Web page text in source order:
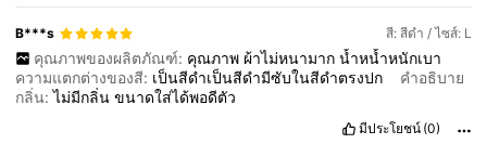
B***s สี: สีดำ / ไซส์: L
คุณภาพของผลิตภัณฑ์: คุณภาพ ผ้าไม่หนามาก น้ำหน้ำหนักเบา
ความแตกต่างของสี: เป็นสีดำเป็นสีดำมีซับในสีดำตรงปก
คำอธิบาย
กลิ่น:ไม่มีกลิ่นขนาดใส่ได้พอดีตัว
มีประโยชน์ (0)